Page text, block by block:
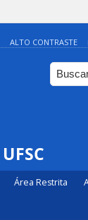
ALTO CONTRASTE
Área Restrita